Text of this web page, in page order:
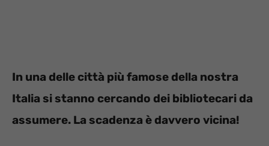
In una delle città più famose della nostra
Italia si stanno cercando dei bibliotecari da
assumere. La scadenza è davvero vicina!